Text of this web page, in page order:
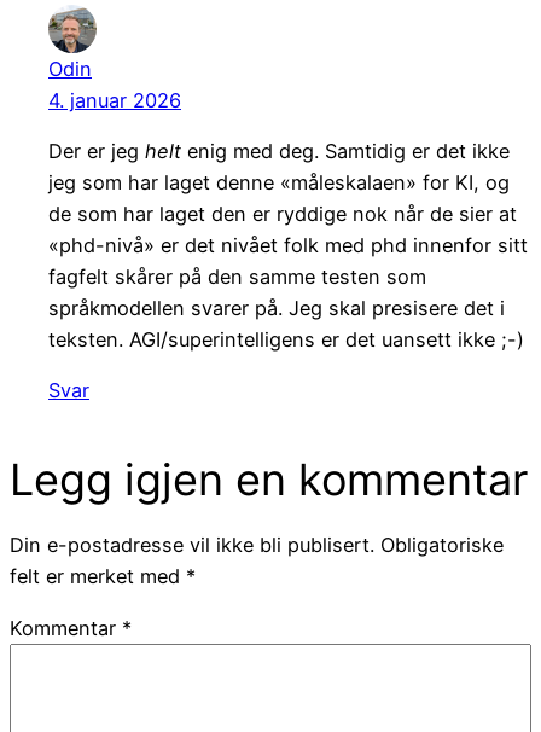
Odin
4. januar 2026
Der er jeg helt enig med deg. Samtidig er det ikke
jeg som har laget denne «måleskalaen» for KI, og
de som har laget den er ryddige nok når de sier at
«phd-nivå» er det nivået folk med phd innenfor sitt
fagfelt skårer på den samme testen som
språkmodellen svarer på. Jeg skal presisere det i
teksten. AGI/superintelligens er det uansett ikke ;-)
Svar
Legg igjen en kommentar
Din e-postadresse vil ikke bli publisert. Obligatoriske
felt er merket med *
Kommentar *